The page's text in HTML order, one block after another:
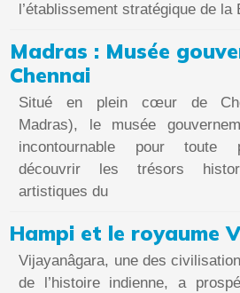
l’établissement stratégique de la
Madras : Musée
Chennai
Situé en plein cœur de
Madras), le musée
incontournable pour toute
découvrir les trésors
artistiques du
Hampi et le royaume
Vijayanâgara, une des
de l’histoire indienne, a